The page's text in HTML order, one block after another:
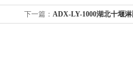
下一篇： ADX-LY-1000湖北十堰